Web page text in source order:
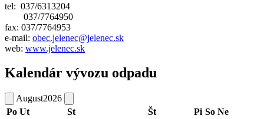
tel: 037/6313204
037/7764950
fax: 037/7764953
e-mail: obec.jelenec@jelenec.sk
web: www.jelenec.sk
Kalendár vývozu odpadu
August2026
Po Ut St Št Pi So Ne